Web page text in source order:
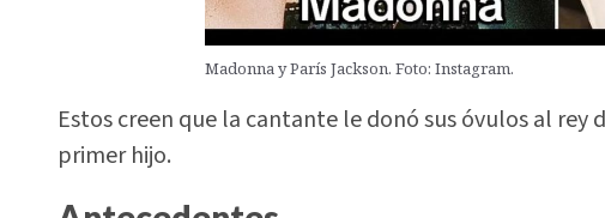
Madonna y París Jackson. Foto: Instagram.
Estos creen que la cantante le donó sus óvulos al
primer hijo.